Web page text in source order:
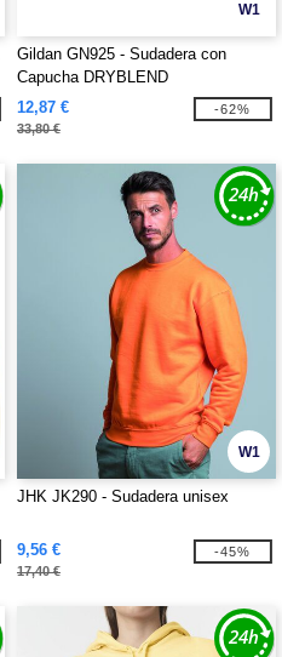
W1
Gildan GN925 - Sudadera con
Capucha DRYBLEND
12,87 €
33,80 €
-62%
W1
JHK JK290 - Sudadera unisex
9,56 €
17,40 €
-45%